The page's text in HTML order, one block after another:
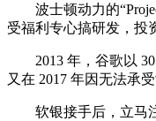
波士顿动力的
受福利专心搞研发，投
2013 年，谷歌以 30
又在 2017 年因无法承
软银接手后，立马注